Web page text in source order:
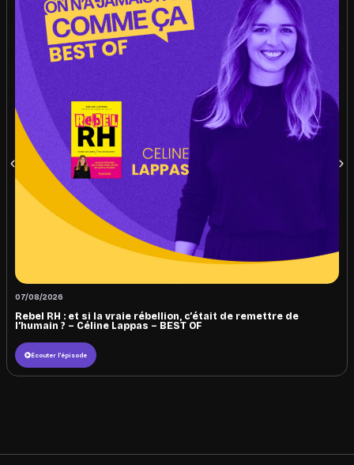
07/08/2026
Rebel RH : et si la vraie rébellion, c’était de remettre de
l’humain ? – Céline Lappas – BEST OF
Écouter l'épisode